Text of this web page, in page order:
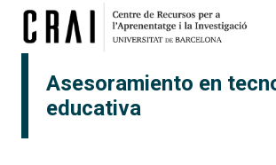
Pasar al
Asesoramiento en
educativa